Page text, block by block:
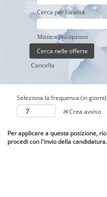
Cerca per località
Mostra più opzioni
Cancella
Seleziona la frequenza (in
Crea avviso
Per applicare a questa posizione,
procedi con l'invio della candidatura.